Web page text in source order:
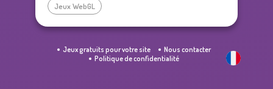
Jeux WebGL
Jeux gratuits pour votre site
Nous contacter
Politique de confidentialité